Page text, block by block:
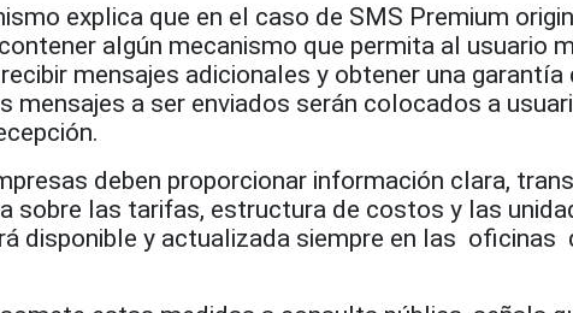
explica que en el caso de SMS Premium
algún mecanismo que permita al usuario
mensajes adicionales y obtener una garantía
mensajes a ser enviados serán colocados a
deben proporcionar información clara,
sobre las tarifas, estructura de costos y las
disponible y actualizada siempre en las oficinas